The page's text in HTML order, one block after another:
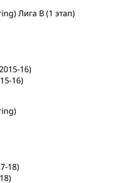
Лига В (1 этап)
16)